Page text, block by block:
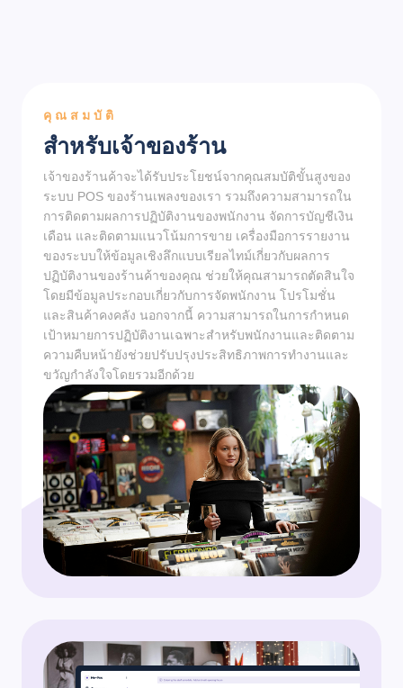
คุณสมบัติ
สำหรับเจ้าของร้าน
เจ้าของร้านค้าจะได้รับประโยชน์จากคุณสมบัติขั้นสูงของ
ระบบ POS ของร้านเพลงของเรา รวมถึงความสามารถใน
การติดตามผลการปฏิบัติงานของพนักงาน จัดการบัญชีเงิน
เดือน และติดตามแนวโน้มการขาย เครื่องมือการรายงาน
ของระบบให้ข้อมูลเชิงลึกแบบเรียลไทม์เกี่ยวกับผลการ
ปฏิบัติงานของร้านค้าของคุณ ช่วยให้คุณสามารถตัดสินใจ
โดยมีข้อมูลประกอบเกี่ยวกับการจัดพนักงาน โปรโมชั่น
และสินค้าคงคลัง นอกจากนี้ ความสามารถในการกำหนด
เป้าหมายการปฏิบัติงานเฉพาะสำหรับพนักงานและติดตาม
ความคืบหน้ายังช่วยปรับปรุงประสิทธิภาพการทำงานและ
ขวัญกำลังใจโดยรวมอีกด้วย